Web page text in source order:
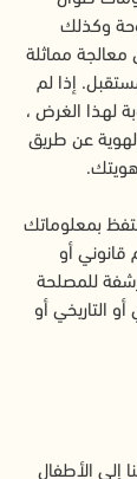
وكذلك
مماثلة
إذا لم
لهذا الغرض ،
عن طريق
بمعلوماتك
قانوني أو
للمصلحة
التاريخي أو
إلى الأطفال